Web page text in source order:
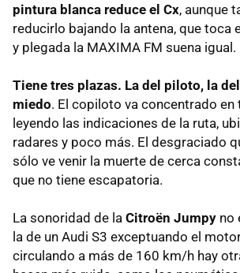
pintura blanca reduce el Cx, aunque
reducirlo bajando la antena, que toca
y plegada la MAXIMA FM suena igual.
Tiene tres plazas. La del piloto, la
miedo. El copiloto va concentrado en
leyendo las indicaciones de la ruta,
radares y poco más. El desgraciado
sólo ve venir la muerte de cerca
que no tiene escapatoria.
La sonoridad de la Citroën Jumpy no
la de un Audi S3 exceptuando el
circulando a más de 160 km/h hay